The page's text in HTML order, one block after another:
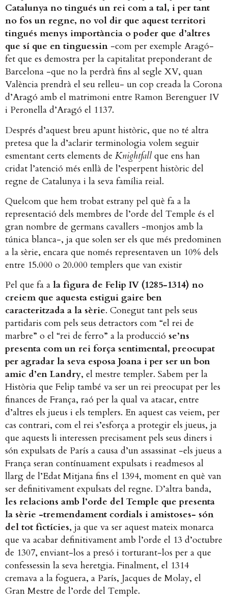
Catalunya no tingués un rei com a tal, i per tant
no fos un regne, no vol dir que aquest territori
tingués menys importància o poder que d’altres
que sí que en tinguessin -com per exemple Aragó-
fet que es demostra per la capitalitat preponderant de
Barcelona -que no la perdrà fins al segle XV, quan
València prendrà el seu relleu- un cop creada la Corona
d’Aragó amb el matrimoni entre Ramon Berenguer IV
i Peronella d’Aragó el 1137.
Després d’aquest breu apunt històric, que no té altra
pretesa que la d’aclarir terminologia volem seguir
esmentant certs elements de Knightfallque ens han
cridat l’atenció més enllà de l’esperpent històric del
regne de Catalunya i la seva família reial.
Quelcom que hem trobat estrany pel què fa a la
representació dels membres de l’orde del Temple és el
gran nombre de germans cavallers -monjos amb la
túnica blanca-, ja que solen ser els que més predominen
a la sèrie, encara que només representaven un 10% dels
entre 15.000 o 20.000 templers que van existir
Pel que fa a la figura de Felip IV (1285-1314) no
creiem que aquesta estigui gaire ben
caracteritzada a la sèrie. Conegut tant pels seus
partidaris com pels seus detractors com “el rei de
marbre” o el “rei de ferro” a la producció se’ns
presenta com un rei força sentimental, preocupat
per agradar la seva esposa Joana i per ser un bon
amic d’en Landry, el mestre templer. Sabem per la
Història que Felip també va ser un rei preocupat per les
finances de França, raó per la qual va atacar, entre
d’altres els jueus i els templers. En aquest cas veiem, per
cas contrari, com el rei s’esforça a protegir els jueus, ja
que aquests li interessen precisament pels seus diners i
són expulsats de París a causa d’un assassinat -els jueus a
França seran contínuament expulsats i readmesos al
llarg de l’Edat Mitjana fins el 1394, moment en què van
ser definitivament expulsats del regne. D’altra banda,
les relacions amb l’orde del Temple que presenta
la sèrie -tremendament cordials i amistoses- són
del tot fictícies, ja que va ser aquest mateix monarca
que va acabar definitivament amb l’orde el 13 d’octubre
de 1307, enviant-los a presó i torturant-los per a que
confessessin la seva heretgia. Finalment, el 1314
cremava a la foguera, a París, Jacques de Molay, el
Gran Mestre de l’orde del Temple.